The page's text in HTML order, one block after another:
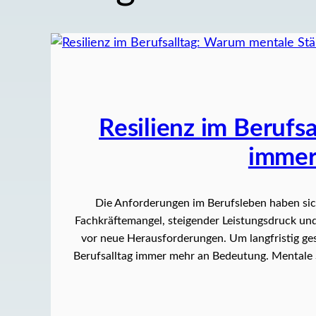
Resilienz im
Die Anforderungen im Berufsleben haben
Fachkräftemangel, steigender Leistungsdruck
vor neue Herausforderungen. Um langfristig
Berufsalltag immer mehr an Bedeutung.